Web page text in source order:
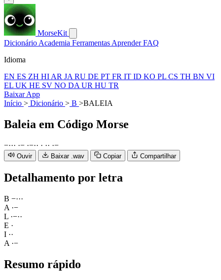
MorseKit
Dicionário Academia Ferramentas AprenderFAQ
Idioma
EN ES ZH HI AR JA RU DE PT FR IT ID KO PL CS TH BN VI
EL UK HE SV NO DA UR HU TR
Baixar App
Início > Dicionário > B >BALEIA
Baleia em Código Morse
−··· ·− ·−·· · ·· ·−
Ouvir Baixar .wav Copiar Compartilhar
Detalhamento por letra
B −···
A ·−
L ·−··
E ·
I ··
A ·−
Resumo rápido